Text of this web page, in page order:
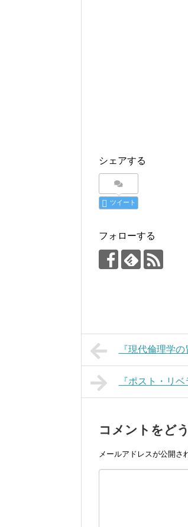
シェアする
ツイート
フォローする
『現代倫理学
『ポスト・リ
コメントをど
メールアドレスが公開さ